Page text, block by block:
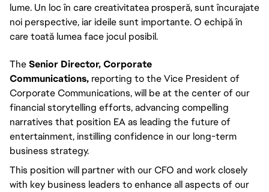
lume. Un loc în care creativitatea prosperă, sunt încurajate
noi perspective, iar ideile sunt importante. O echipă în
care toată lumea face jocul posibil.
TheSenior Director, Corporate
Communications, reporting to the Vice President of
Corporate Communications, will be at the center of our
financial storytelling efforts, advancing compelling
narratives that position EA as leading the future of
entertainment, instilling confidence in our long-term
business strategy.
This position will partner with our CFO and work closely
with key business leaders to enhance all aspects of our